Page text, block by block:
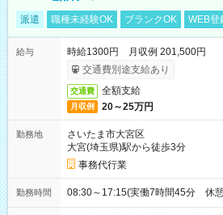
派遣 職種未経験OK ブランクOK WEB登
給与
時給1300円 月収例 201,500円
交通費別途支給あり
交通費 全額支給
月収例 20～25万円
勤務地
さいたま市大宮区
大宮(埼玉県)駅から徒歩3分
事務代行業
勤務時間 08:30～17:15(実働7時間45分 休